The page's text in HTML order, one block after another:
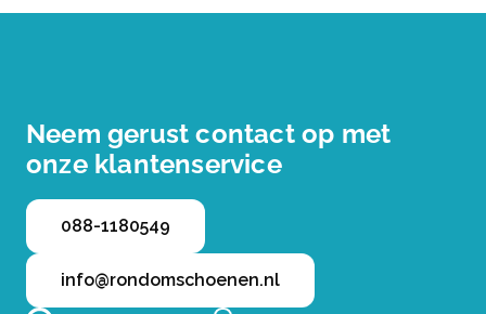
Neem gerust contact op met
onze klantenservice
088-1180549
info@rondomschoenen.nl